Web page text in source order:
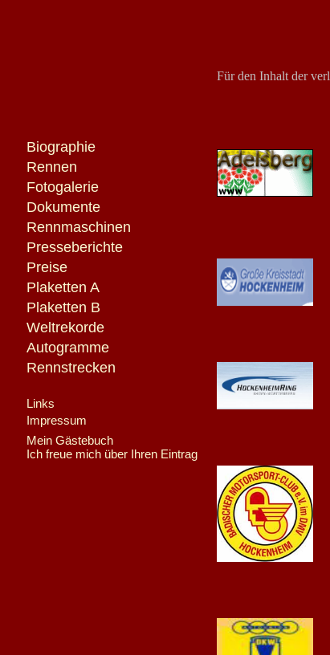
Biographie
Rennen
Fotogalerie
Dokumente
Rennmaschinen
Presseberichte
Preise
Plaketten A
Plaketten B
Weltrekorde
Autogramme
Rennstrecken
Links
Impressum
Mein Gästebuch
Ich freue mich über Ihren Eintrag
Für den Inhalt der